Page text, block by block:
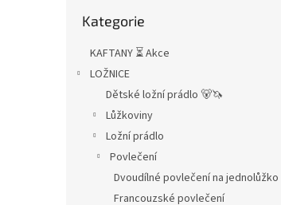
kategorie
Kategorie
KAFTANY ⏳ Akce
LOŽNICE
Dětské ložní prádlo 🐻🦄
Lůžkoviny
Ložní prádlo
Povlečení
Dvoudílné povlečení na jednolůžko
Francouzské povlečení